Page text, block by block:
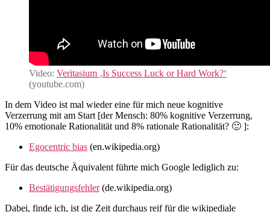
Video: Veritasium ‚Is Success Luck or Hard Work?‘
(youtube.com)
In dem Video ist mal wieder eine für mich neue kognitive
Verzerrung mit am Start [der Mensch: 80% kognitive Verzerrung,
10% emotionale Rationalität und 8% rationale Rationalität? 🙂 ]:
Egocentric bias (en.wikipedia.org)
Für das deutsche Äquivalent führte mich Google lediglich zu:
Bestätigungsfehler(de.wikipedia.org)
Dabei, finde ich, ist die Zeit durchaus reif für die wikipediale